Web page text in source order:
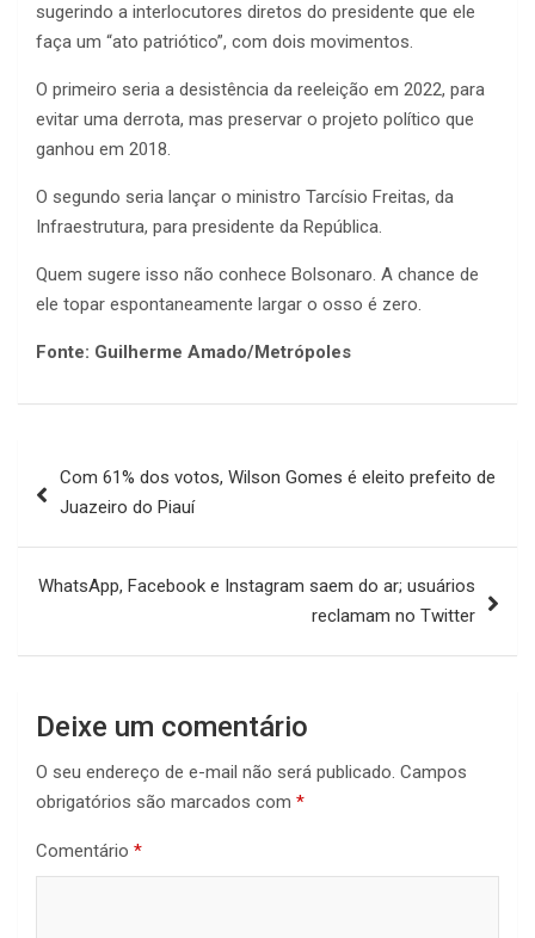
sugerindo a interlocutores diretos do presidente que ele
faça um “ato patriótico”, com dois movimentos.
O primeiro seria a desistência da reeleição em 2022, para
evitar uma derrota, mas preservar o projeto político que
ganhou em 2018.
O segundo seria lançar o ministro Tarcísio Freitas, da
Infraestrutura, para presidente da República.
Quem sugere isso não conhece Bolsonaro. A chance de
ele topar espontaneamente largar o osso é zero.
Fonte: Guilherme Amado/Metrópoles
de
Com 61% dos votos, Wilson Gomes é eleito prefeito de
Juazeiro do Piauí
WhatsApp, Facebook e Instagram saem do ar; usuários
reclamam no Twitter
Deixe um comentário
O seu endereço de e-mail não será publicado. Campos
obrigatórios são marcados com *
Comentário *